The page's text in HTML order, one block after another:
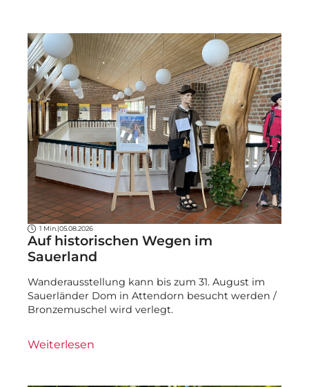
1 Min. |05.08.2026
Auf historischen Wegen im
Sauerland
Wanderausstellung kann bis zum 31. August im
Sauerländer Dom in Attendorn besucht werden /
Bronzemuschel wird verlegt.
Weiterlesen